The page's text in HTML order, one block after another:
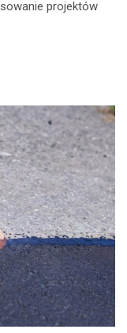
projektów